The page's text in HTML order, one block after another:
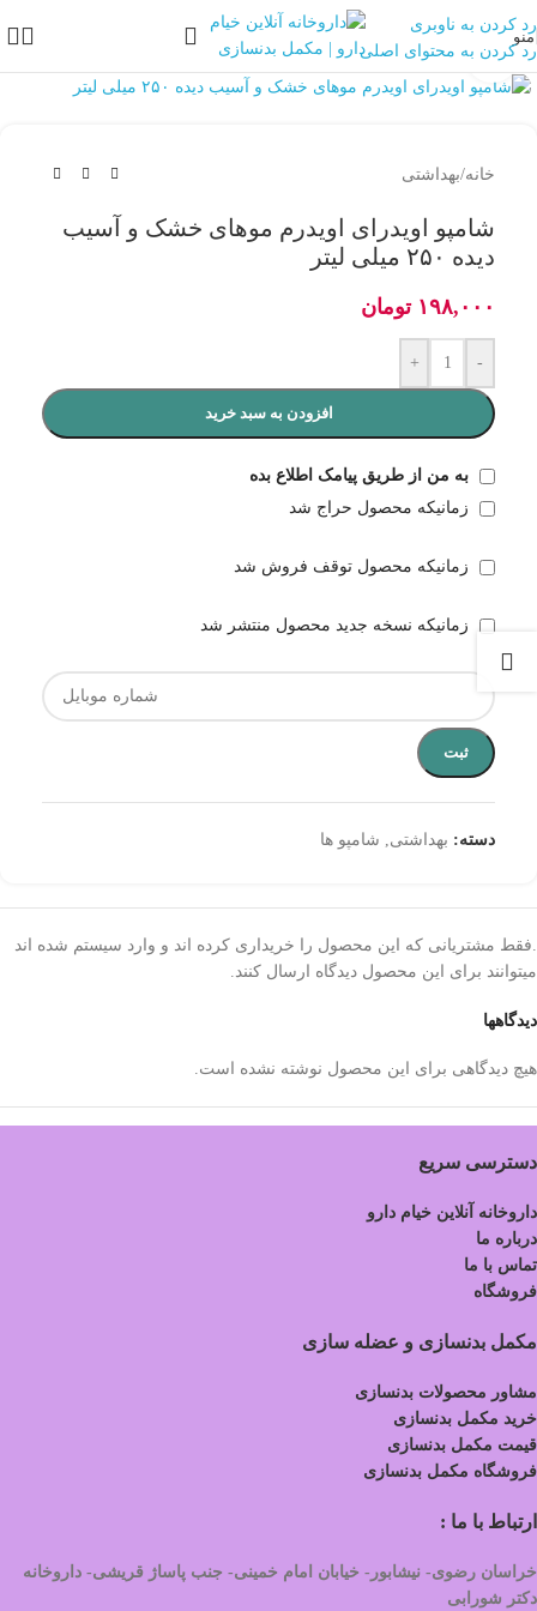
رد کردن به ناوبری
رد کردن به محتوای اصلی
منو
بزرگنمایی تصویر
خانه/بهداشتی
شامپو اویدرای اویدرم موهای خشک و آسیب
دیده ۲۵۰ میلی لیتر
۱۹۸,۰۰۰ تومان
-
+
افزودن به سبد خرید
به من از طریق پیامک اطلاع بده
زمانیکه محصول حراج شد
زمانیکه محصول توقف فروش شد
زمانیکه نسخه جدید محصول منتشر شد
ثبت
دسته: بهداشتی شامپو ها
دیدگاهها
هیچ دیدگاهی برای این محصول نوشته نشده است.
.فقط مشتریانی که این محصول را خریداری کرده اند و وارد سیستم شده اند
میتوانند برای این محصول دیدگاه ارسال کنند.
دسترسی سریع
داروخانه آنلاین خیام دارو
درباره ما
تماس با ما
فروشگاه
مکمل بدنسازی و عضله سازی
مشاور محصولات بدنسازی
خرید مکمل بدنسازی
قیمت مکمل بدنسازی
فروشگاه مکمل بدنسازی
ارتباط با ما :
خراسان رضوی- نیشابور- خیابان امام خمینی- جنب پاساژ قریشی- داروخانه
دکتر شورابی